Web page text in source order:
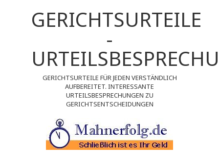
GERICHTSURTEILE
-
GERICHTSURTEILE FÜR JEDEN VERSTÄNDLICH
AUFBEREITET. INTERESSANTE
URTEILSBESPRECHUNGEN ZU
GERICHTSENTSCHEIDUNGEN